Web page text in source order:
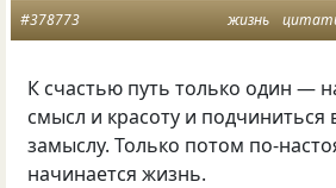
жизнь
#378773
К счастью путь только один —
смысл и красоту и подчиниться
замыслу. Только потом по-
начинается жизнь.